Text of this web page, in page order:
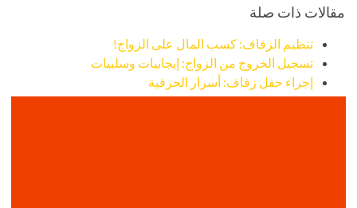
مقالات ذات صلة
تنظيم الزفاف: كسب المال على الزواج!
تسجيل الخروج من الزواج: إيجابيات وسلبيات
إجراء حفل زفاف: أسرار الحرفية